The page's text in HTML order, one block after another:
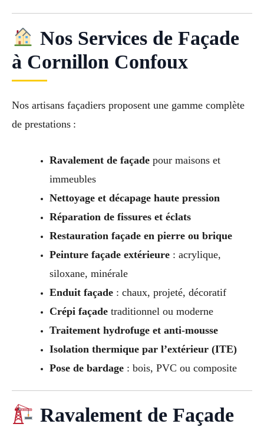
Nos Services de Façade
à Cornillon Confoux
Nos artisans façadiers proposent une gamme complète
de prestations :
Ravalement de façadepour maisons et
immeubles
Nettoyage et décapage haute pression
Réparation de fissures et éclats
Restauration façade en pierre ou brique
Peinture façade extérieure: acrylique,
siloxane, minérale
Enduit façade: chaux, projeté, décoratif
Crépi façadetraditionnel ou moderne
Traitement hydrofuge et anti-mousse
Isolation thermique par l’extérieur (ITE)
Pose de bardage: bois, PVC ou composite
Ravalement de Façade